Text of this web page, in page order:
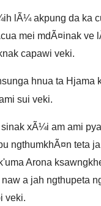
lÃ¼ akpung da ka
mei mdÃ¤inak ve
capawi veki.
hnua ta Hjama
sui veki.
xÃ¼i am ami
ngthumkhÃ¤n teta
Arona
a jah ngthupeta
veki.